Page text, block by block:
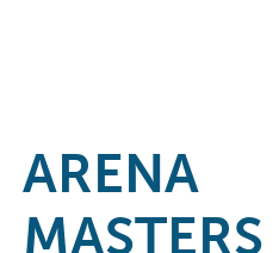
ARENA
MASTERS